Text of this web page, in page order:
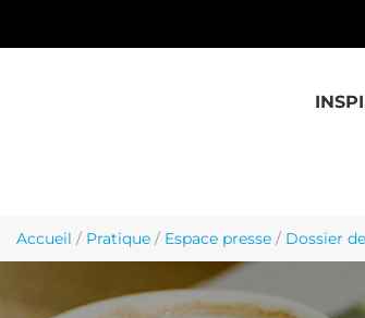
Accueil / Pratique / Espace presse / Dossier